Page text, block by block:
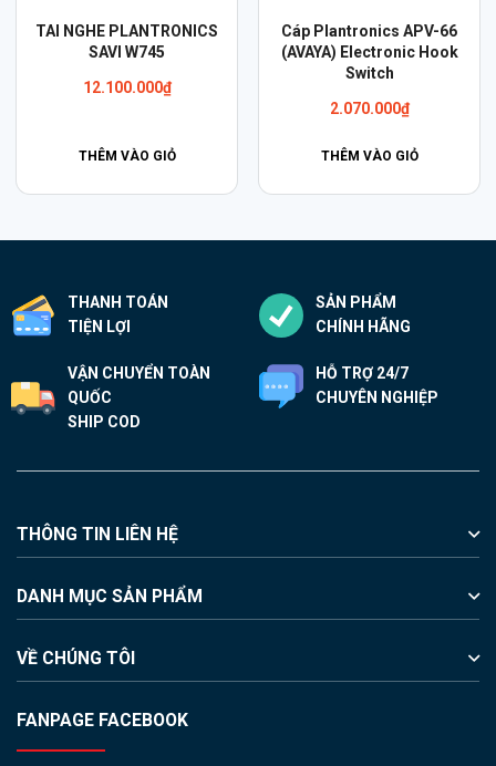
TAI NGHE PLANTRONICS
SAVI W745
12.100.000₫
THÊM VÀO GIỎ
Cáp Plantronics APV-66
(AVAYA) Electronic Hook
Switch
2.070.000₫
THÊM VÀO GIỎ
THANH TOÁN
TIỆN LỢI
SẢN PHẨM
CHÍNH HÃNG
VẬN CHUYỂN TOÀN
QUỐC
SHIP COD
HỖ TRỢ 24/7
CHUYÊN NGHIỆP
THÔNG TIN LIÊN HỆ
DANH MỤC SẢN PHẨM
VỀ CHÚNG TÔI
FANPAGE FACEBOOK